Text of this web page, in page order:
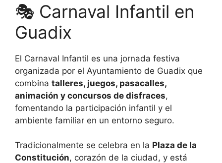
🎭 Carnaval Infantil en
Guadix
El Carnaval Infantil es una jornada festiva
organizada por el Ayuntamiento de Guadix que
combina talleres, juegos, pasacalles,
animación y concursos de disfraces,
fomentando la participación infantil y el
ambiente familiar en un entorno seguro.
Tradicionalmente se celebra en la Plaza de la
Constitución, corazón de la ciudad, y está